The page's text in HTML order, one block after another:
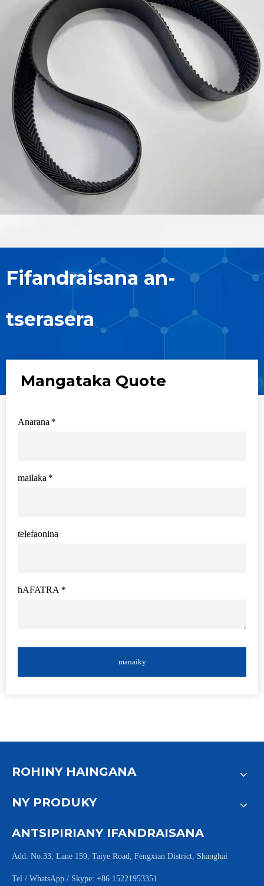
Fifandraisana an-
tserasera
Mangataka Quote
*
Anarana
*
mailaka
telefaonina
*
hAFATRA
manaiky
ROHINY HAINGANA
NY PRODUKY
ANTSIPIRIANY IFANDRAISANA
Add: No.33, Lane 159, Taiye Road, Fengxian District, Shanghai
Tel / WhatsApp / Skype: +86 15221953351